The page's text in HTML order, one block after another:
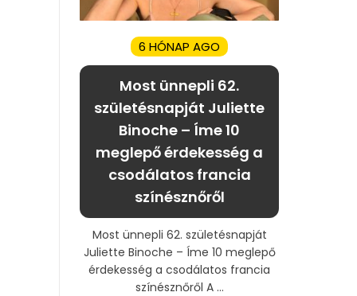
6 HÓNAP AGO
Most ünnepli 62.
születésnapját Juliette
Binoche – Íme 10
meglepő érdekesség a
csodálatos francia
színésznőről
Most ünnepli 62. születésnapját
Juliette Binoche – Íme 10 meglepő
érdekesség a csodálatos francia
színésznőről A ...